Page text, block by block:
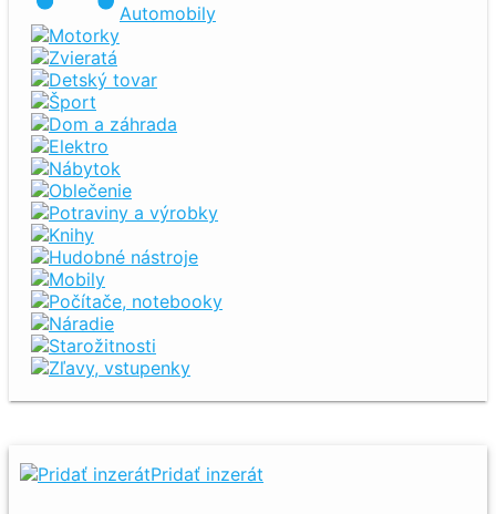
Automobily
Motorky
Zvieratá
Detský tovar
Šport
Dom a záhrada
Elektro
Nábytok
Oblečenie
Potraviny a výrobky
Knihy
Hudobné nástroje
Mobily
Počítače, notebooky
Náradie
Starožitnosti
Zľavy, vstupenky
Pridať inzerát